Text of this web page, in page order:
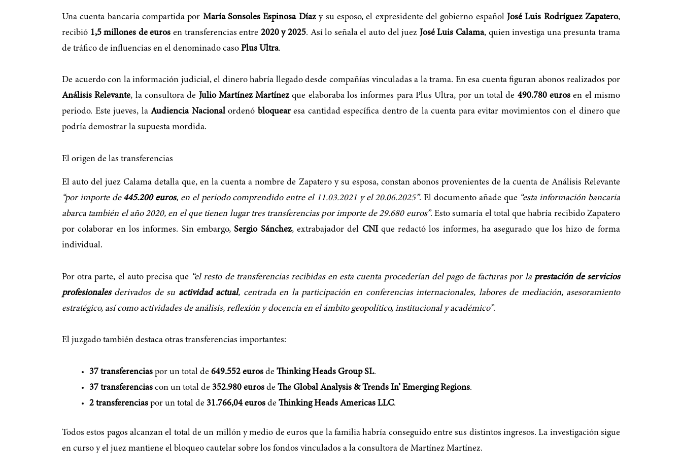
Una cuenta bancaria compartida por María Sonsoles Espinosa Díazy su esposo, el expresidente del gobierno español José Luis Rodríguez Zapatero,
recibió 1,5 millones de euros en transferencias entre 2020 y 2025. Así lo señala el auto del juez José Luis Calama, quien investiga una presunta trama
de tráfico de influencias en el denominado caso Plus Ultra.
De acuerdo con la información judicial, el dinero habría llegado desde compañías vinculadas a la trama. En esa cuenta figuran abonos realizados por
Análisis Relevante, la consultora de Julio Martínez Martínezque elaboraba los informes para Plus Ultra, por un total de 490.780 euros en el mismo
periodo. Este jueves, laAudiencia Nacionalordenó bloquearesa cantidad específica dentro de la cuenta para evitar movimientos con el dinero que
podría demostrar la supuesta mordida.
El origen de las transferencias
El auto del juez Calama detalla que, en la cuenta a nombre de Zapatero y su esposa, constan abonos provenientes de la cuenta de Análisis Relevante
“por importe de 445.200 euros, en el periodo comprendido entre el 11.03.2021 y el 20.06.2025”. El documento añade que “esta información bancaria
abarca también el año 2020, en el que tienen lugar tres transferencias por importe de 29.680 euros”. Esto sumaría el total que habría recibido Zapatero
por colaborar en los informes. Sin embargo,Sergio Sánchez, extrabajador del CNIque redactó los informes, ha asegurado que los hizo de forma
individual.
Por otra parte, el auto precisa que “el resto de transferencias recibidas en esta cuenta procederían del pago de facturas por la prestación de servicios
profesionalesderivados de su actividad actual, centrada en la participación en conferencias internacionales, labores de mediación, asesoramiento
estratégico, así como actividades de análisis, reflexión y docencia en el ámbito geopolítico, institucional y académico”.
El juzgado también destaca otras transferencias importantes:
37 transferencias por un total de 649.552 euros de Thinking Heads Group SL.
37 transferencias con un total de 352.980 euros de The Global Analysis & Trends In’ Emerging Regions.
2 transferencias por un total de 31.766,04 euros de Thinking Heads Americas LLC.
Todos estos pagos alcanzan el total de un millón y medio de euros que la familia habría conseguido entre sus distintos ingresos. La investigación sigue
en curso y el juez mantiene el bloqueo cautelar sobre los fondos vinculados a la consultora de Martínez Martínez.